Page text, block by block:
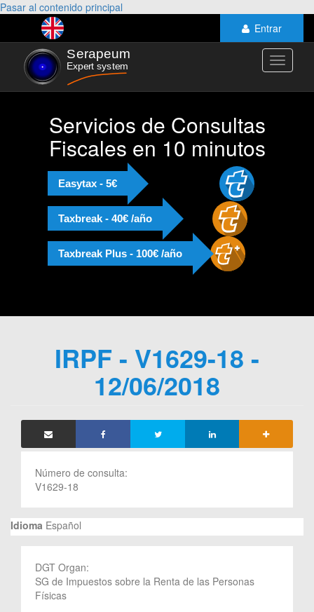
Pasar al contenido principal
Entrar
Toggle
Servicios de Consultas
Fiscales en 10 minutos
Easytax - 5€
Taxbreak - 40€ /año
Taxbreak Plus - 100€ /año
IRPF - V1629-18 -
12/06/2018
Número de consulta:
V1629-18
Idioma Español
DGT Organ:
SG de Impuestos sobre la Renta de las Personas
Físicas